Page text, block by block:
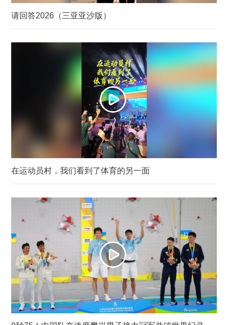
请回答2026（三亚亚沙版）
在运动员村，我们看到了体育的另一面